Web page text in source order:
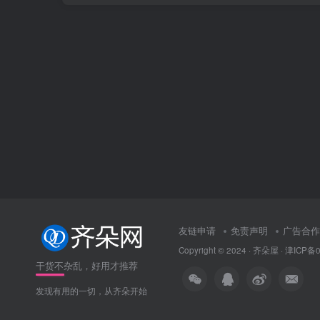
干货不杂乱，好用才推荐
发现有用的一切，从齐朵开始
友链申请 免责声明 广告合作
Copyright © 2024 · 齐朵屋 · 津ICP备